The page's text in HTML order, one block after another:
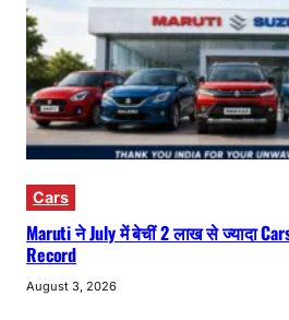
Cars
Maruti ने July में बेचीं 2 लाख से ज्यादा
Record
August 3, 2026